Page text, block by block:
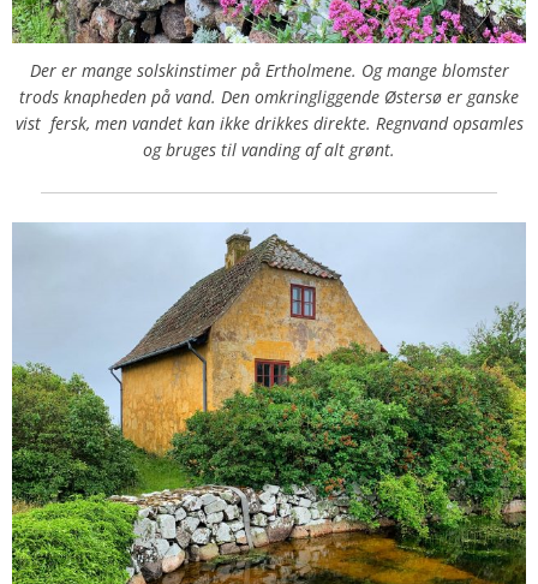
Der er mange solskinstimer på Ertholmene. Og mange blomster
trods knapheden på vand. Den omkringliggende Østersø er ganske
vist fersk, men vandet kan ikke drikkes direkte. Regnvand opsamles
og bruges til vanding af alt grønt.